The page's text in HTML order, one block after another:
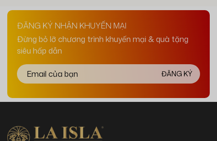
ĐĂNG KÝ NHẬN KHUYẾN MẠI
Đừng bỏ lỡ chương trình khuyến mại & quà tặng
siêu hấp dẫn
ĐĂNG KÝ